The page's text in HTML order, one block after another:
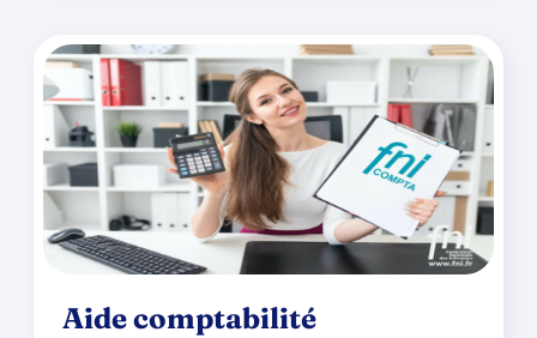
Aide comptabilité